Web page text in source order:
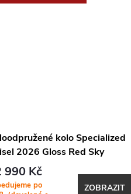
kolo Specialized
2026 Gloss Red Sky
990 Kč
po
ZOBRAZIT